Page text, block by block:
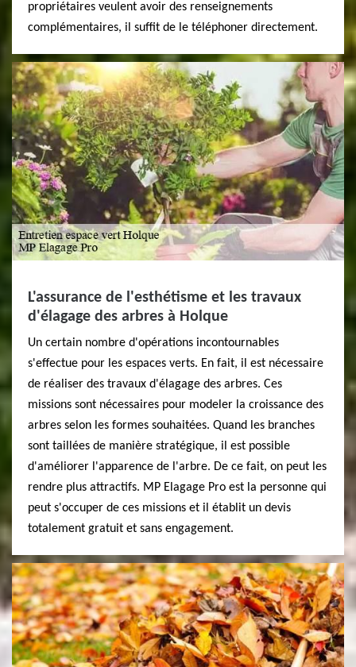
propriétaires veulent avoir des renseignements
complémentaires, il suffit de le téléphoner directement.
L'assurance de l'esthétisme et les travaux
d'élagage des arbres à Holque
Un certain nombre d'opérations incontournables
s'effectue pour les espaces verts. En fait, il est nécessaire
de réaliser des travaux d'élagage des arbres. Ces
missions sont nécessaires pour modeler la croissance des
arbres selon les formes souhaitées. Quand les branches
sont taillées de manière stratégique, il est possible
d'améliorer l'apparence de l'arbre. De ce fait, on peut les
rendre plus attractifs. MP Elagage Pro est la personne qui
peut s'occuper de ces missions et il établit un devis
totalement gratuit et sans engagement.